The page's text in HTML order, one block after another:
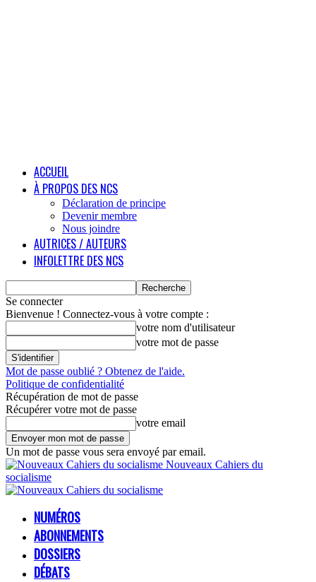
ACCUEIL
À PROPOS DES NCS
Déclaration de principe
Devenir membre
Nous joindre
AUTRICES / AUTEURS
INFOLETTRE DES NCS
Se connecter
Bienvenue ! Connectez-vous à votre compte :
votre nom d'utilisateur
votre mot de passe
Mot de passe oublié ? Obtenez de l'aide.
Politique de confidentialité
Récupération de mot de passe
Récupérer votre mot de passe
votre email
Un mot de passe vous sera envoyé par email.
Nouveaux Cahiers du
socialisme
NUMÉROS
ABONNEMENTS
DOSSIERS
DÉBATS